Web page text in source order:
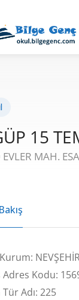
15
MAH.
Kodu:
Adı: 225